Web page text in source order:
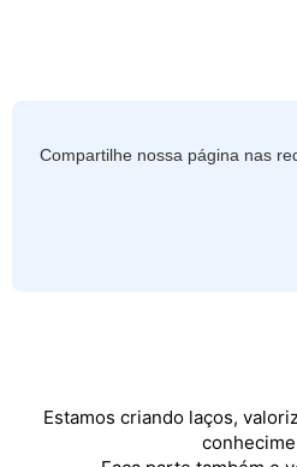
Compartilhe nossa página nas
Estamos criando laços,